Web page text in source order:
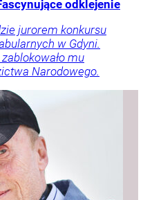
odklejenie
jurorem konkursu
w Gdyni.
mu
Narodowego.